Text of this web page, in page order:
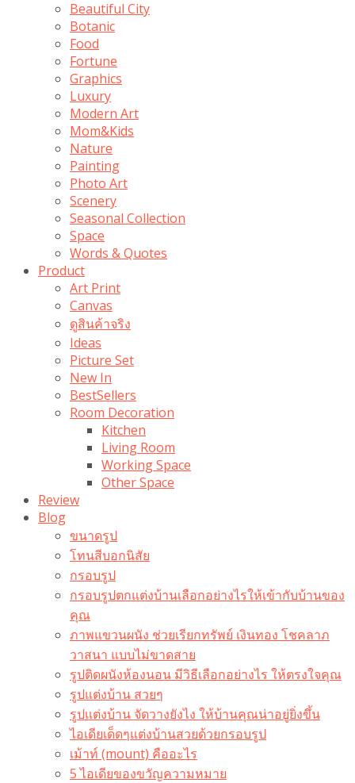
Beautiful City
Botanic
Food
Fortune
Graphics
Luxury
Modern Art
Mom&Kids
Nature
Painting
Photo Art
Scenery
Seasonal Collection
Space
Words & Quotes
Product
Art Print
Canvas
ดูสินค้าจริง
Ideas
Picture Set
New In
BestSellers
Room Decoration
Kitchen
Living Room
Working Space
Other Space
Review
Blog
ขนาดรูป
โทนสีบอกนิสัย
กรอบรูป
กรอบรูปตกแต่งบ้านเลือกอย่างไรให้เข้ากับบ้านของ
คุณ
ภาพแขวนผนัง ช่วยเรียกทรัพย์ เงินทอง โชคลาภ
วาสนา แบบไม่ขาดสาย
รูปติดผนังห้องนอน มีวิธีเลือกอย่างไร ให้ตรงใจคุณ
รูปแต่งบ้าน สวยๆ
รูปแต่งบ้าน จัดวางยังไง ให้บ้านคุณน่าอยู่ยิ่งขึ้น
ไอเดียเด็ดๆแต่งบ้านสวยด้วยกรอบรูป
เม้าท์ (mount) คืออะไร​
5 ไอเดียของขวัญความหมาย